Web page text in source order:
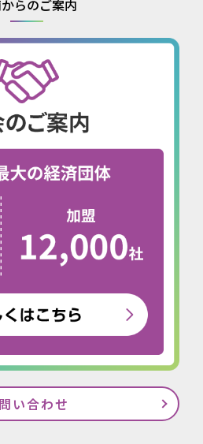
らのご案内
い合わせ